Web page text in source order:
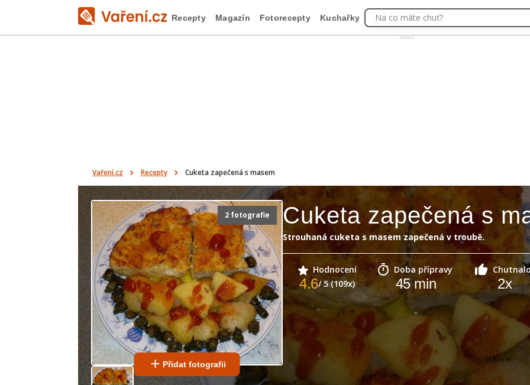
Reklama
Recepty Magazín Fotorecepty Kuchařky Na co máte chuť?
Vaření.cz Recepty Cuketa zapečená s masem
2 fotografie
Přidat fotografii
Cuketa zapečená s
Strouhaná cuketa s masem zapečená v troubě.
Hodnocení
4.6/ 5 (109x)
Doba přípravy
45min
Chutnalo
2x